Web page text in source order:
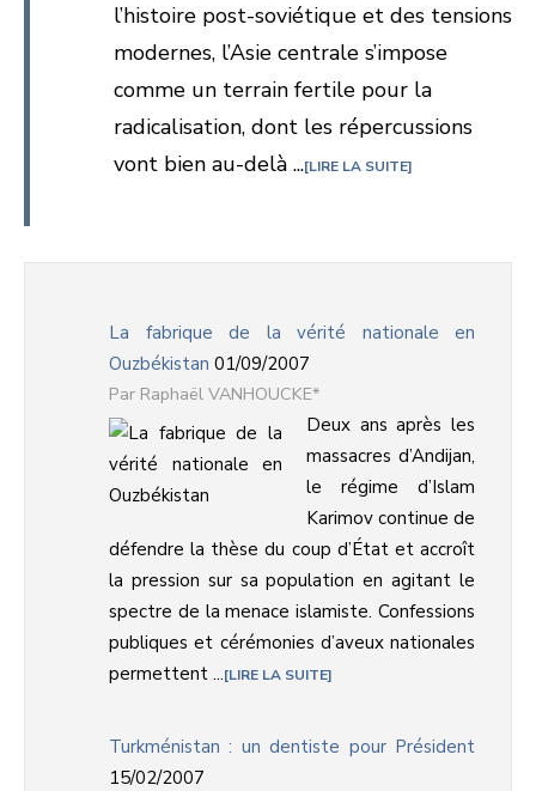
l’histoire post-soviétique et des tensions
modernes, l’Asie centrale s’impose
comme un terrain fertile pour la
radicalisation, dont les répercussions
vont bien au-delà ... LIRE LA SUITE
La fabrique de la vérité nationale en
Ouzbékistan 01/09/2007
Raphaël VANHOUCKE*
Deux ans après les
massacres d’Andijan,
le régime d’Islam
Karimov continue de
défendre la thèse du coup d’État et accroît
la pression sur sa population en agitant le
spectre de la menace islamiste. Confessions
publiques et cérémonies d’aveux nationales
permettent ... LIRE LA SUITE
Turkménistan : un dentiste pour Président
15/02/2007